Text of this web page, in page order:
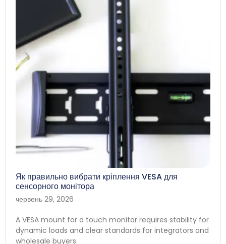
Як правильно вибрати кріплення VESA для
сенсорного монітора
червень 29, 2026
A VESA mount for a touch monitor requires stability for
dynamic loads and clear standards for integrators and
wholesale buyers.